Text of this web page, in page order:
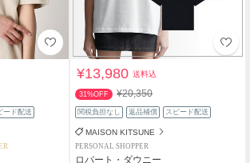
ード配送
¥13,980送料込
31%OFF ¥20,350
関税負担なし 返品補償 スピード配送
MAISON KITSUNE
PERSONAL SHOPPER
ロバート・ダウニー